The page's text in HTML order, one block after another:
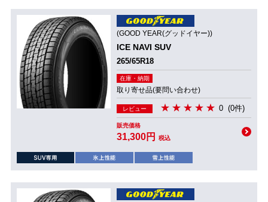
(GOOD YEAR(グッドイヤー))
ICE NAVI SUV
265/65R18
在庫・納期
取り寄せ品(要問い合わせ)
レビュー 0 (0件)
販売価格
31,300円 税込